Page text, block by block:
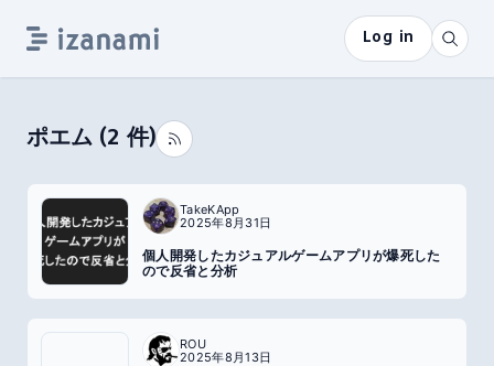
Log in
ポエム (2 件)
TakeKApp
2025年8月31日
個人開発したカジュアルゲームアプリが爆死した
ので反省と分析
ROU
2025年8月13日